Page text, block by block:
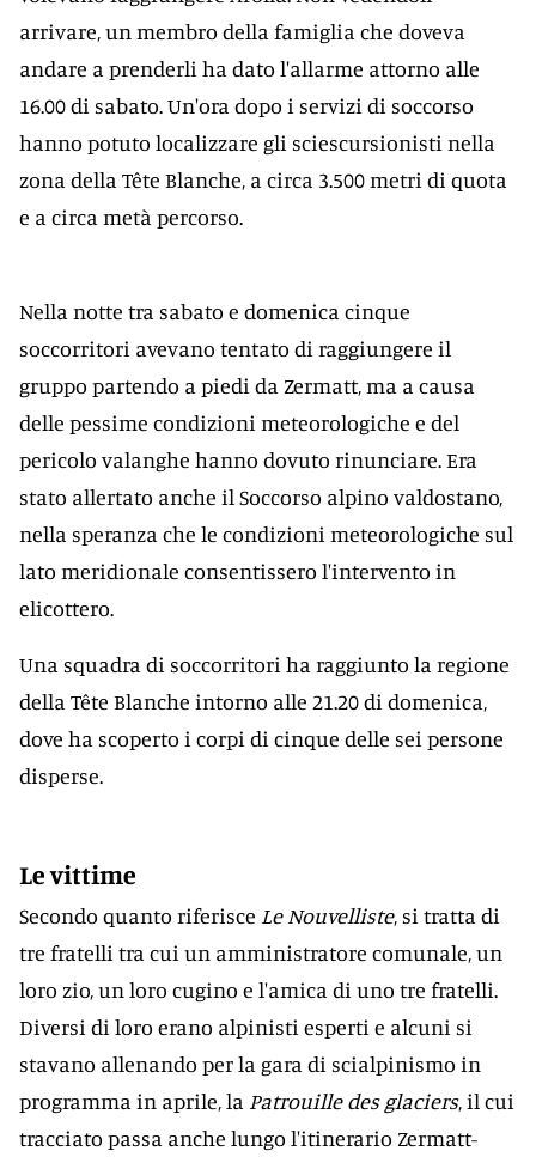
arrivare, un membro della famiglia che doveva
andare a prenderli ha dato l'allarme attorno alle
16.00 di sabato. Un'ora dopo i servizi di soccorso
hanno potuto localizzare gli sciescursionisti nella
zona della Tête Blanche, a circa 3.500 metri di quota
e a circa metà percorso.
Nella notte tra sabato e domenica cinque
soccorritori avevano tentato di raggiungere il
gruppo partendo a piedi da Zermatt, ma a causa
delle pessime condizioni meteorologiche e del
pericolo valanghe hanno dovuto rinunciare. Era
stato allertato anche il Soccorso alpino valdostano,
nella speranza che le condizioni meteorologiche sul
lato meridionale consentissero l'intervento in
elicottero.
Una squadra di soccorritori ha raggiunto la regione
della Tête Blanche intorno alle 21.20 di domenica,
dove ha scoperto i corpi di cinque delle sei persone
disperse.
Le vittime
Secondo quanto riferisce Le Nouvelliste, si tratta di
tre fratelli tra cui un amministratore comunale, un
loro zio, un loro cugino e l'amica di uno tre fratelli.
Diversi di loro erano alpinisti esperti e alcuni si
stavano allenando per la gara di scialpinismo in
programma in aprile, la Patrouille des glaciers, il cui
tracciato passa anche lungo l'itinerario Zermatt-